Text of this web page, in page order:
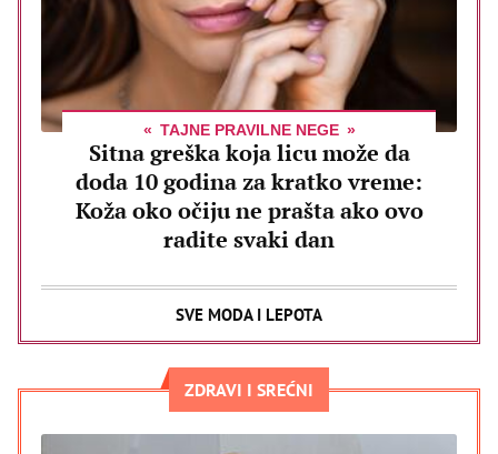
TAJNE PRAVILNE NEGE
Sitna greška koja licu može da
doda 10 godina za kratko vreme:
Koža oko očiju ne prašta ako ovo
radite svaki dan
SVE MODA I LEPOTA
ZDRAVI I SREĆNI